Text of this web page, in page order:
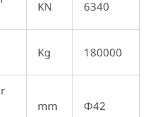
KN 6340
Kg 180000
mm Φ42